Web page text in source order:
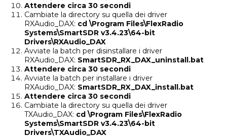
Attendere circa 30 secondi
Cambiate la directory su quella dei driver
RXAudio_DAX: cd \Program Files\FlexRadio
Systems\SmartSDR v3.4.23\64-bit
Drivers\RXAudio_DAX
Avviate la batch per disinstallare i driver
RXAudio_DAX: SmartSDR_RX_DAX_uninstall.bat
Attendere circa 30 secondi
Avviate la batch per installare i driver
RXAudio_DAX: SmartSDR_RX_DAX_install.bat
Attendere circa 30 secondi
Cambiate la directory su quella dei driver
TXAudio_DAX: cd \Program Files\FlexRadio
Systems\SmartSDR v3.4.23\64-bit
Drivers\TXAudio_DAX